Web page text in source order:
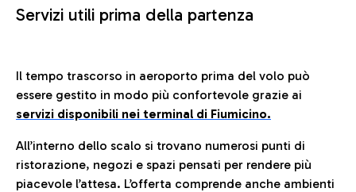
Servizi utili prima della partenza
Il tempo trascorso in aeroporto prima del volo può
essere gestito in modo più confortevole grazie ai
servizi disponibili nei terminal di Fiumicino.
All’interno dello scalo si trovano numerosi punti di
ristorazione, negozi e spazi pensati per rendere più
piacevole l’attesa. L’offerta comprende anche ambienti